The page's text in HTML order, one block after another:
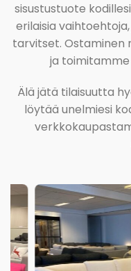
sisustustuote
erilaisia
tarvitset. Ostaminen
ja
Älä jätä tilaisuutta
löytää unelmiesi